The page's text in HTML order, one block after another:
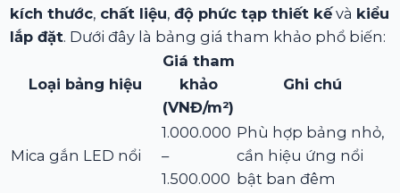
kích thước, chất liệu,độ phức tạp thiết kếvà kiểu
lắp đặt. Dưới đây là bảng giá tham khảo phổ biến:
Loại bảng hiệu
Giá tham
khảo
(VNĐ/m²)
Ghi chú
Mica gắn LED nổi
1.000.000
–
1.500.000
Phù hợp bảng nhỏ,
cần hiệu ứng nổi
bật ban đêm